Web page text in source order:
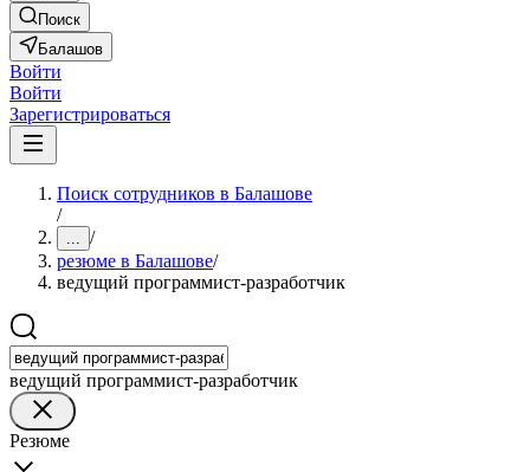
Поиск
Балашов
Войти
Войти
Зарегистрироваться
Поиск сотрудников в Балашове
/
... /
резюме в Балашове/
ведущий программист-разработчик
ведущий программист-разработчик
Резюме